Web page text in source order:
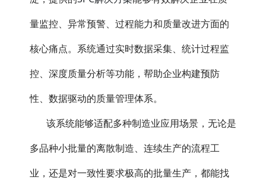
量监控、异常预警、过程能力和质量改进方面的
核心痛点。系统通过实时数据采集、统计过程监
控、深度质量分析等功能，帮助企业构建预防
性、数据驱动的质量管理体系。
该系统能够适配多种制造业应用场景，无论是
多品种小批量的离散制造、连续生产的流程工
业，还是对一致性要求极高的批量生产，都能找